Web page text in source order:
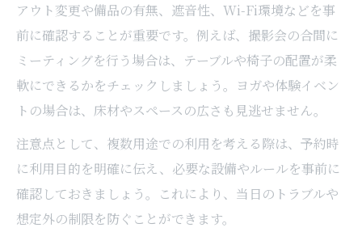
アウト変更や備品の有無、遮音性、Wi-Fi環境などを事
前に確認することが重要です。例えば、撮影会の合間に
ミーティングを行う場合は、テーブルや椅子の配置が柔
軟にできるかをチェックしましょう。ヨガや体験イベン
トの場合は、床材やスペースの広さも見逃せません。
注意点として、複数用途での利用を考える際は、予約時
に利用目的を明確に伝え、必要な設備やルールを事前に
確認しておきましょう。これにより、当日のトラブルや
想定外の制限を防ぐことができます。